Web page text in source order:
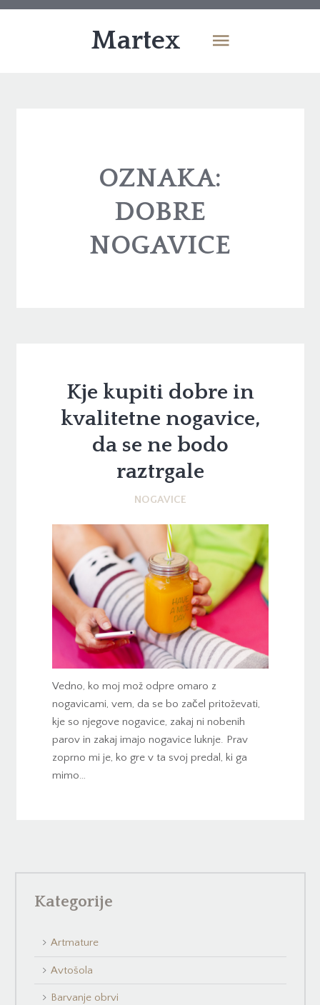
Martex
OZNAKA:
DOBRE
NOGAVICE
Kje kupiti dobre in
kvalitetne nogavice,
da se ne bodo
raztrgale
NOGAVICE
Vedno, ko moj mož odpre omaro z
nogavicami, vem, da se bo začel pritoževati,
kje so njegove nogavice, zakaj ni nobenih
parov in zakaj imajo nogavice luknje. Prav
zoprno mi je, ko gre v ta svoj predal, ki ga
mimo…
Kategorije
Artmature
Avtošola
Barvanje obrvi